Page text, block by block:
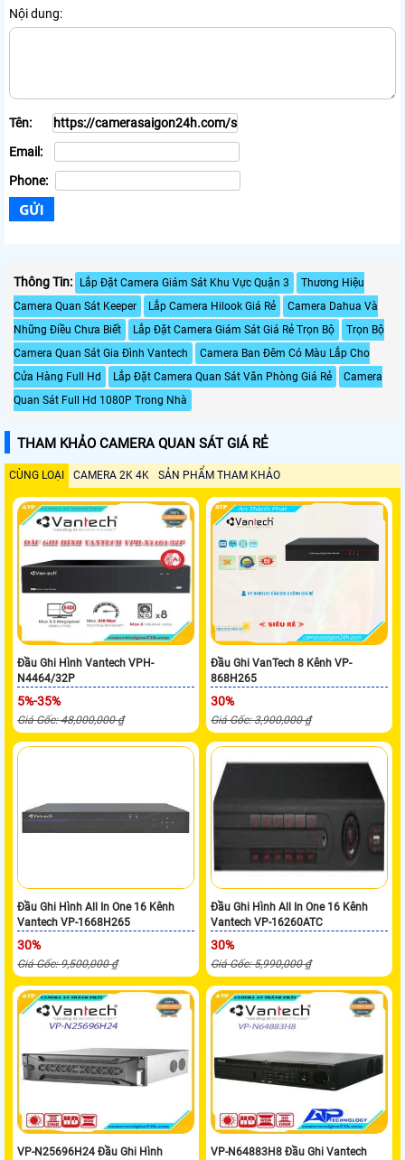
Nội dung:
Tên:
Email:
Phone:
Thông Tin: Lắp Đặt Camera Giám Sát Khu Vực Quận 3
Thương Hiệu
Camera Quan Sát Keeper
Lắp Camera Hilook Giá Rẻ
Camera Dahua Và
Những Điều Chưa Biết
Lắp Đặt Camera Giám Sát Giá Rẻ Trọn Bộ
Trọn Bộ
Camera Quan Sát Gia Đình Vantech
Camera Ban Đêm Có Màu Lắp Cho
Cửa Hàng Full Hd
Lắp Đặt Camera Quan Sát Văn Phòng Giá Rẻ
Camera
Quan Sát Full Hd 1080P Trong Nhà
THAM KHẢO CAMERA QUAN SÁT GIÁ RẺ
CÙNG LOẠI CAMERA 2K 4K SẢN PHẨM THAM KHẢO
Đầu Ghi Hình Vantech VPH-
N4464/32P
5%-35%
Giá Gốc: 48,000,000 ₫
Đầu Ghi VanTech 8 Kênh VP-
868H265
30%
Giá Gốc: 3,900,000 ₫
Đầu Ghi Hình All In One 16 Kênh
Vantech VP-1668H265
30%
Giá Gốc: 9,500,000 ₫
Đầu Ghi Hình All In One 16 Kênh
Vantech VP-16260ATC
30%
Giá Gốc: 5,990,000 ₫
VP-N25696H24 Đầu Ghi Hình
VP-N64883H8 Đầu Ghi Vantech